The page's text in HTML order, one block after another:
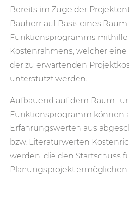
Bereits im Zuge der
Bauherr auf Basis eines
Funktionsprogramms mithilfe
Kostenrahmens, welcher
der zu erwartenden
unterstützt werden.
Aufbauend auf dem Raum-
Funktionsprogramm können
Erfahrungswerten aus
bzw. Literaturwerten
werden, die den Startschuss
Planungsprojekt ermöglichen.